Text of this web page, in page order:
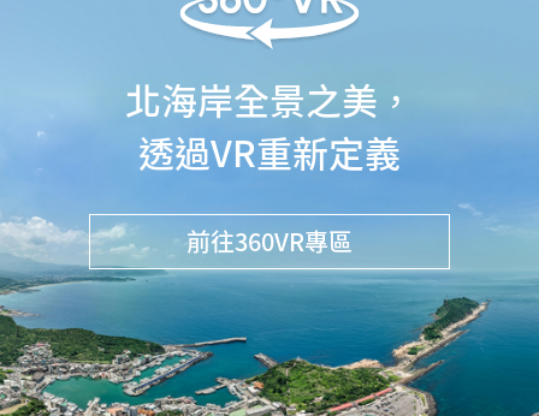
北海岸全景之美，
透過VR重新定義
前往360VR專區